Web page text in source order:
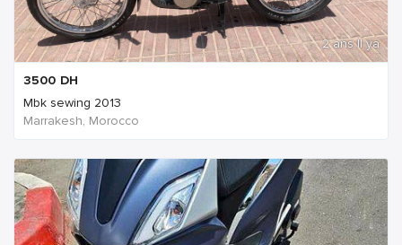
2 ans Il ya
3500 DH
Mbk sewing 2013
Marrakesh, Morocco